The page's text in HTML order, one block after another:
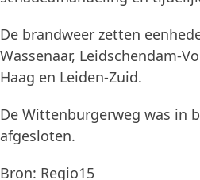
De brandweer zetten
Wassenaar, Leidschendam-
Haag en Leiden-Zuid.
De Wittenburgerweg was in
afgesloten.
Bron: Regio15